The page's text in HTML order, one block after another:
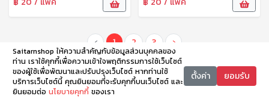
‹ 1 2 3 ›
Saitarnshop ให้ความสำคัญกับข้อมูลส่วนบุคคลของ
ท่าน เราใช้คุกกี้เพื่อความเข้าใจพฤติกรรมการใช้เว็บไซต์
ของผู้ใช้เพื่อพัฒนาและปรับปรุงเว็บไซต์ หากท่านใช้
บริการเว็บไซต์นี้ คุณยินยอมที่จะรับคุกกี้บนเว็บไซต์ และ
ยินยอมต่อ นโยบายคุกกี้ ของเรา
ตั้งค่า ยอมรับ